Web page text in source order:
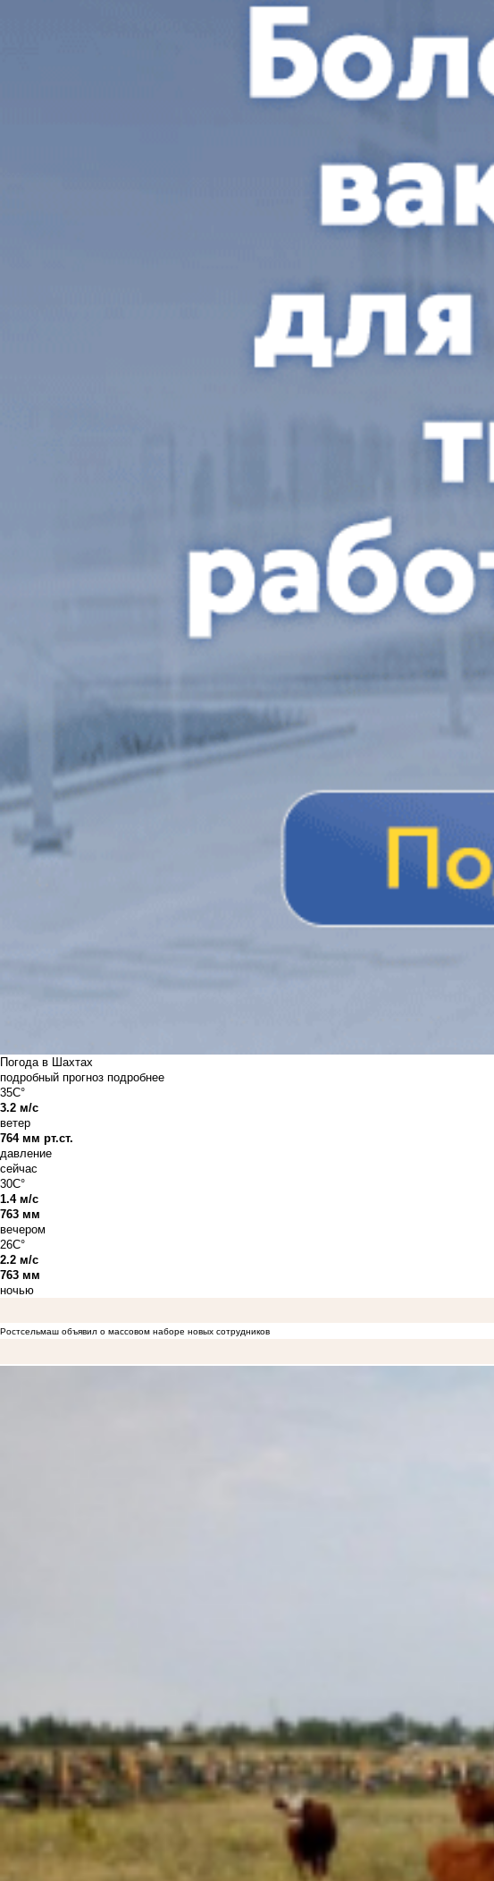
Погода в Шахтах
подробный прогноз подробнее
35C°
3.2 м/с
ветер
764 мм рт.ст.
давление
сейчас
30C°
1.4 м/с
763 мм
вечером
26C°
2.2 м/с
763 мм
ночью
Ростсельмаш объявил о массовом наборе новых сотрудников